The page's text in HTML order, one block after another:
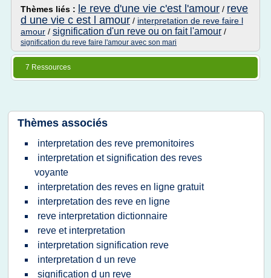
Thèmes liés : le reve d'une vie c'est l'amour / reve
d une vie c est l amour / interpretation de reve faire l
amour / signification d'un reve ou on fait l'amour /
signification du reve faire l'amour avec son mari
7 Ressources
Thèmes associés
interpretation des reve premonitoires
interpretation et signification des reves
voyante
interpretation des reves en ligne gratuit
interpretation des reve en ligne
reve interpretation dictionnaire
reve et interpretation
interpretation signification reve
interpretation d un reve
signification d un reve